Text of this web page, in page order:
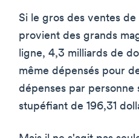
Si le gros des ventes de
provient des grands
ligne, 4,3 milliards de
même dépensés pour
dépenses par personne
stupéfiant de 196,31